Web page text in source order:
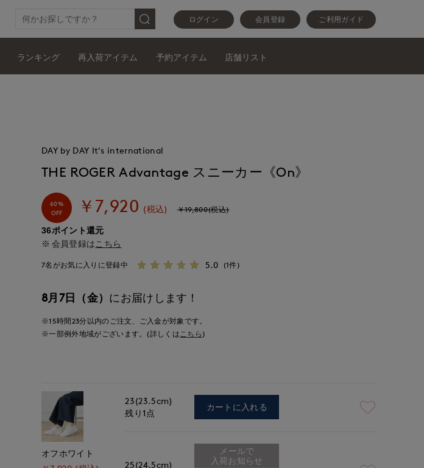
ログイン 会員登録 ご利用ガイド
ランキング 再入荷アイテム 予約アイテム 店舗リスト
DAY by DAY It's international
THE ROGER Advantage スニーカー《On》
60%
OFF
￥7,920 (税込) ￥19,800(税込)
36ポイント還元
会員登録は こちら
7名がお気に入りに登録中 5.0 (1件)
8月7日（金） にお届けします！
※15時間23分以内のご注文、ご入金が対象です。
※一部例外地域がございます。(詳しくはこちら )
オフホワイト
23(23.5cm)
残り1点
カートに入れる
25(24.5cm)
メールで
入荷お知らせ